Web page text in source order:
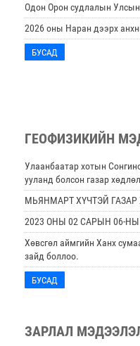
Одон Орон судлалын
2026 оны Наран дээрх
БУСАД
ГЕОФИЗИКИЙН
Улаанбаатар хотын
ууланд болсон газар
МЬЯНМАРТ ХҮЧТЭЙ
2023 ОНЫ 02 САРЫН 06-
Хөвсгөл аймгийн Ханх
зайд боллоо.
БУСАД
ЗАРЛАЛ